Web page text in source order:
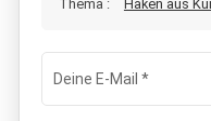
Thema : Haken aus